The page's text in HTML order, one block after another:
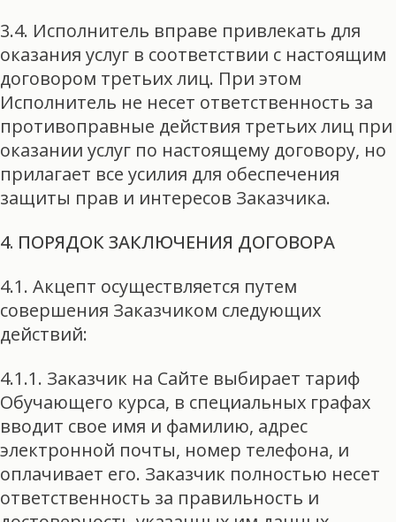
3.4. Исполнитель вправе привлекать для
оказания услуг в соответствии с настоящим
договором третьих лиц. При этом
Исполнитель не несет ответственность за
противоправные действия третьих лиц при
оказании услуг по настоящему договору, но
прилагает все усилия для обеспечения
защиты прав и интересов Заказчика.
4. ПОРЯДОК ЗАКЛЮЧЕНИЯ ДОГОВОРА
4.1. Акцепт осуществляется путем
совершения Заказчиком следующих
действий:
4.1.1. Заказчик на Сайте выбирает тариф
Обучающего курса, в специальных графах
вводит свое имя и фамилию, адрес
электронной почты, номер телефона, и
оплачивает его. Заказчик полностью несет
ответственность за правильность и